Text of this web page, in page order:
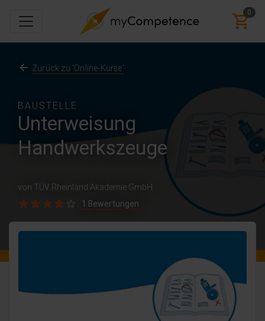
0
BAUSTELLE
Unterweisung
Handwerkszeuge
von TÜV Rheinland Akademie GmbH
1 Bewertungen
Zurück zu 'Online-Kurse'